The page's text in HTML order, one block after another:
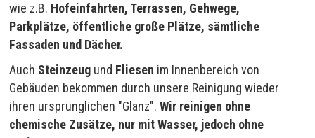
wie z.B. Hofeinfahrten, Terrassen, Gehwege,
Parkplätze, öffentliche große Plätze, sämtliche
Fassaden und Dächer.
Auch Steinzeug und Fliesen im Innenbereich von
Gebäuden bekommen durch unsere Reinigung wieder
ihren ursprünglichen "Glanz".Wir reinigen ohne
chemische Zusätze, nur mit Wasser, jedoch ohne